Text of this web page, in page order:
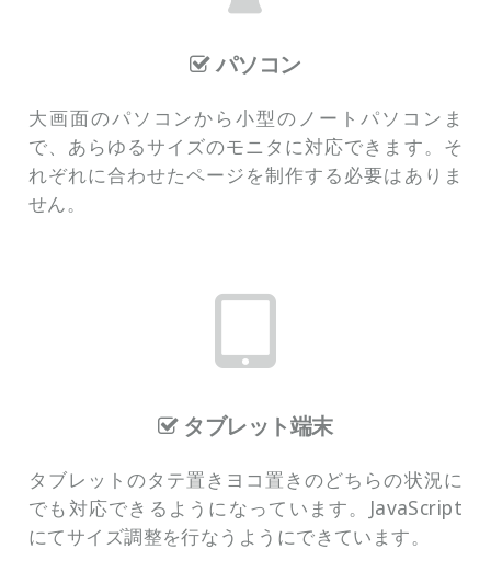
パソコン
大画面のパソコンから小型のノートパソコンま
で、あらゆるサイズのモニタに対応できます。そ
れぞれに合わせたページを制作する必要はありま
せん。
タブレット端末
タブレットのタテ置きヨコ置きのどちらの状況に
でも対応できるようになっています。JavaScript
にてサイズ調整を行なうようにできています。